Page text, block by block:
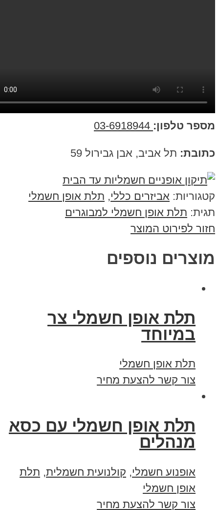
טלפון:03-6918944
תל אביב, אבן גבירול 59
אביזרים כללי,תלת אופן חשמלי
תלת אופן חשמלי למבוגרים
לפירוט המוצר
נוספים
תלת אופן חשמלי צר
במיוחד
תלת אופן חשמלי
צור קשר להצעת מחיר
תלת אופן חשמלי עם כסא
מנהלים
אופנוע חשמלי,קולנועית חשמלית,תלת
אופן חשמלי
צור קשר להצעת מחיר